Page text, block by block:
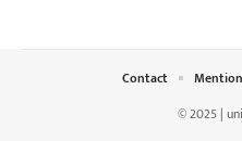
© 2025 |
Contact